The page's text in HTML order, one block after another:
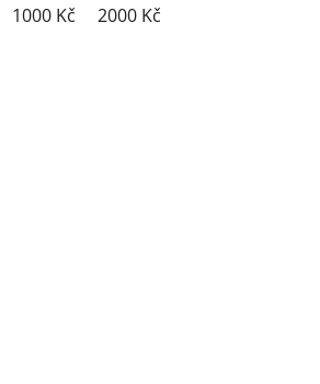
1000 Kč 2000 Kč